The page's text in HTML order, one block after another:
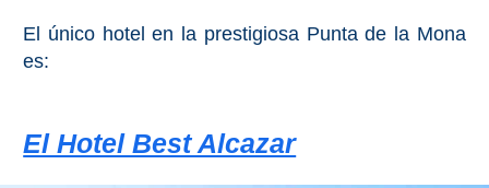
El único hotel en la prestigiosa Punta de la Mona
es:
El Hotel Best Alcazar